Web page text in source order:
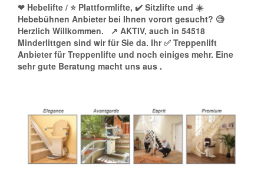
❤ Hebelifte / ⭐ Plattformlifte, ✔️ Sitzlifte und ☀️
Hebebühnen Anbieter bei Ihnen vorort gesucht? 🧐
Herzlich Willkommen.
↗️ AKTIV, auch in 54518
Minderlittgen sind wir für Sie da. Ihr ✅ Treppenlift
Anbieter für Treppenlifte und noch einiges mehr. Eine
sehr gute Beratung macht uns aus .